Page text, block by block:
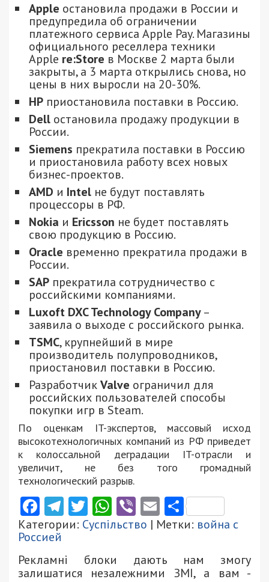
Apple остановила продажи в России и
предупредила об ограничении
платежного сервиса Apple Pay. Магазины
официального реселлера техники
Apple re:Store в Москве 2 марта были
закрыты, а 3 марта открылись снова, но
цены в них выросли на 20-30%.
HP приостановила поставки в Россию.
Dell остановила продажу продукции в
России.
Siemens прекратила поставки в Россию
и приостановила работу всех новых
бизнес-проектов.
AMD и Intel не будут поставлять
процессоры в РФ.
Nokia и Ericsson не будет поставлять
свою продукцию в Россию.
Oracle временно прекратила продажи в
России.
SAP прекратила сотрудничество с
российскими компаниями.
Luxoft DXC Technology Company–
заявила о выходе с российского рынка.
TSMC, крупнейший в мире
производитель полупроводников,
приостановил поставки в Россию.
РазработчикValve ограничил для
российских пользователей способы
покупки игр в Steam.
По оценкам IT-экспертов, массовый исход
высокотехнологичных компаний из РФ приведет
к колоссальной деградации IT-отрасли и
увеличит, не без того громадный
технологический разрыв.
Facebook
Telegram
Twitter
WhatsApp
ViberEmail
Категории: Суспільство | Метки: война с
Россией
Рекламні блоки дають нам змогу
залишатися незалежними ЗМІ, а вам -